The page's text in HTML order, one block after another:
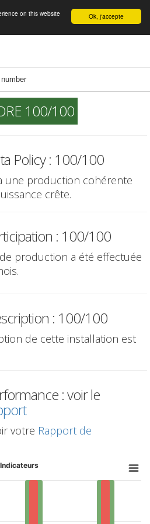
English Ok, j'accepte
on this website
100/100
Policy : 100/100
une production cohérente
crête.
: 100/100
production a été effectuée
: 100/100
de cette installation est
: voir le
votre Rapport de
Indicateurs